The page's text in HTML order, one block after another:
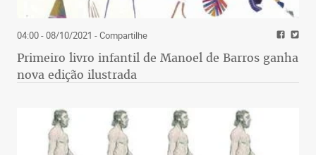
04:00 - 08/10/2021 - Compartilhe
Primeiro livro infantil de Manoel de Barros ganha
nova edição ilustrada